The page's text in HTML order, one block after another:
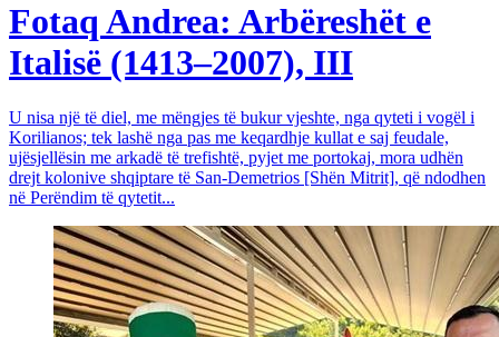
Fotaq Andrea: Arbëreshët e
Italisë (1413–2007), III
U nisa një të diel, me mëngjes të bukur vjeshte, nga qyteti i vogël i
Korilianos; tek lashë nga pas me keqardhje kullat e saj feudale,
ujësjellësin me arkadë të trefishtë, pyjet me portokaj, mora udhën
drejt kolonive shqiptare të San-Demetrios [Shën Mitrit], që ndodhen
në Perëndim të qytetit...